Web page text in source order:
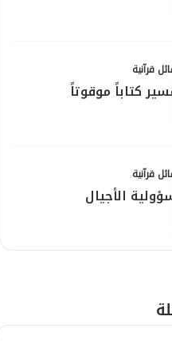
قرآنية
كتاباً موقوتاً
قرآنية
الأجيال